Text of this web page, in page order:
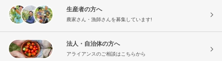
生産者の方へ
農家さん・漁師さんを募集しています!
法人・自治体の方へ
アライアンスのご相談はこちらから